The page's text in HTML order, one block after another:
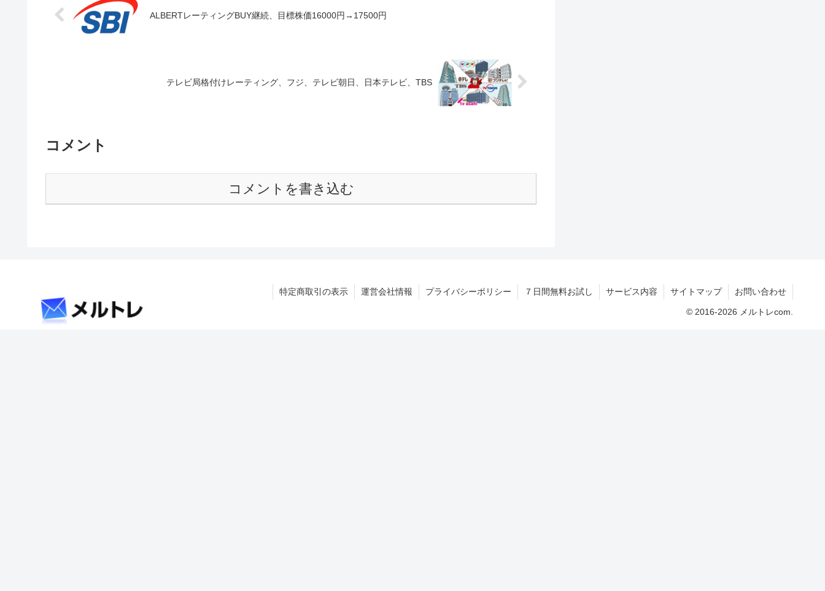
ALBERTレーティングBUY継続、目標株価16000円→17500円
テレビ局格付けレーティング、フジ、テレビ朝日、日本テレビ、TBS
コメント
コメントを書き込む
特定商取引の表示 運営会社情報 プライバシーポリシー ７日間無料お試し サービス内容 サイトマップ お問い合わせ
© 2016-2026 メルトレcom.